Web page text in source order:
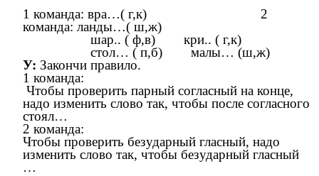
1 команда: вра…( г,к) 2
команда: ланды…( ш,ж)
шар.. ( ф,в) кри.. ( г,к)
стол… ( п,б) малы… (ш,ж)
У: Закончи правило.
1 команда:
Чтобы проверить парный согласный на конце,
надо изменить слово так, чтобы после согласного
стоял…
2 команда:
Чтобы проверить безударный гласный, надо
изменить слово так, чтобы безударный гласный
…